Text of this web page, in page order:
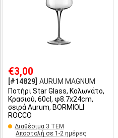
€3,00
[#14829] AURUM MAGNUM
Ποτήρι Star Glass, Κολωνάτο,
Κρασιού, 60cl, φ8.7x24cm,
σειρά Aurum, BORMIOLI
ROCCO
Διαθέσιμα 3 ΤΕΜ
Αποστολή σε 1-2 ημέρες